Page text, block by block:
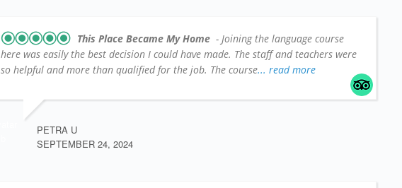
This Place Became My Home - Joining the language course
here was easily the best decision I could have made. The staff and teachers were
so helpful and more than qualified for the job. The course... read more
PETRA U
SEPTEMBER 24, 2024